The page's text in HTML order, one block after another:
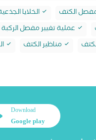
الكتف الخلايا
عملية تغيير مفصل الركبة
مناظير الكتف
Download
Google play